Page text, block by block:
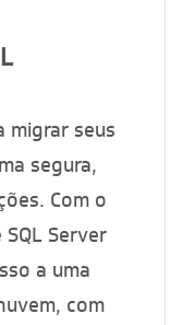
migrar seus
segura,
Com o
Server
a uma
com